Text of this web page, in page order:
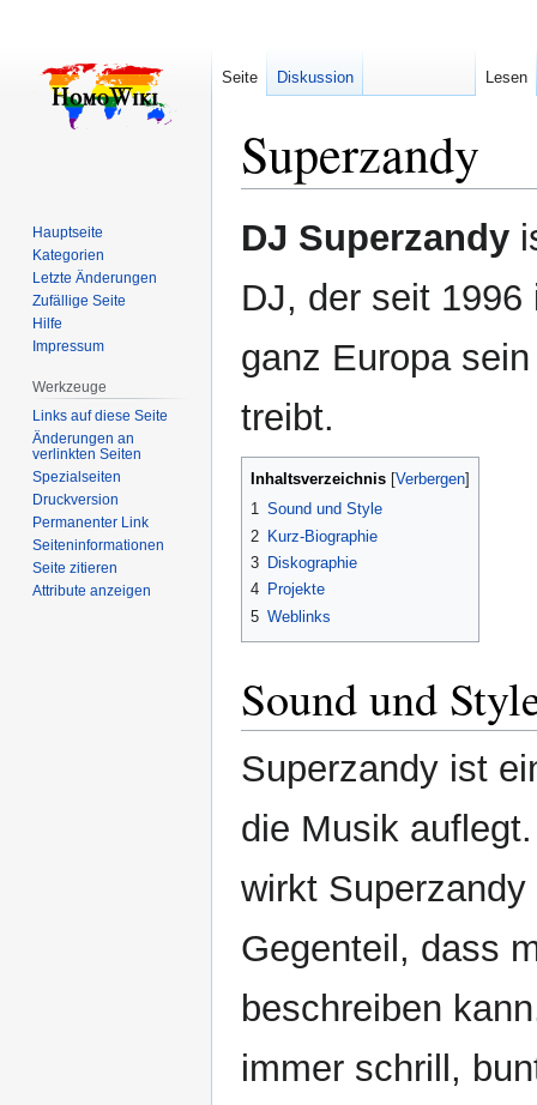
Superzandy
Zur
Navigation
Zur
Suche
DJ Superzandy
DJ, der seit 1996
ganz Europa
treibt.
Inhaltsverzeichnis
1 Sound und Style
2 Kurz-Biographie
3 Diskographie
4 Projekte
5 Weblinks
Sound und
Superzandy ist
die Musik
wirkt
Gegenteil, dass
beschreiben
immer schrill,
Seite Diskussion Lesen
Hauptseite
Kategorien
Letzte Änderungen
Zufällige Seite
Hilfe
Impressum
Werkzeuge
Links auf diese Seite
Änderungen an
verlinkten Seiten
Spezialseiten
Druckversion
Permanenter Link
Seiten­­informationen
Seite zitieren
Attribute anzeigen